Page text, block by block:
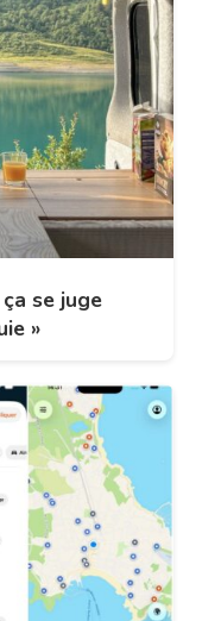
se juge
»